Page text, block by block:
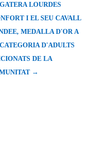
LOURDES
I EL SEU CAVALL
MEDALLA D'OR A
D'ADULTS
DE LA
→